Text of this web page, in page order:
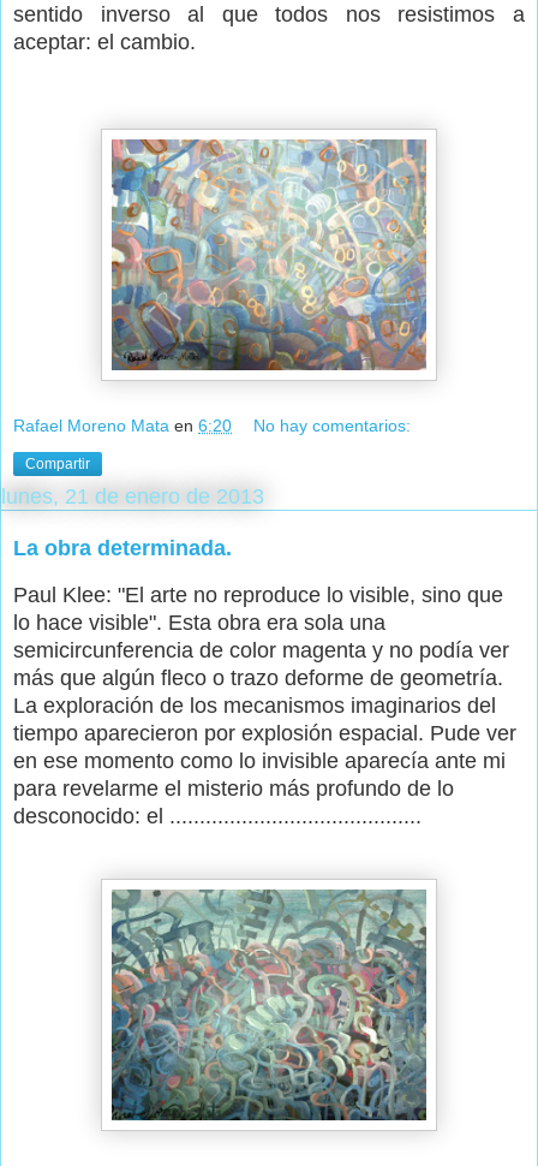
sentido inverso al que todos nos resistimos a
aceptar: el cambio.
Rafael Moreno Mata en 6:20 No hay comentarios:
Compartir
lunes, 21 de enero de 2013
La obra determinada.
Paul Klee: "El arte no reproduce lo visible, sino que
lo hace visible". Esta obra era sola una
semicircunferencia de color magenta y no podía ver
más que algún fleco o trazo deforme de geometría.
La exploración de los mecanismos imaginarios del
tiempo aparecieron por explosión espacial. Pude ver
en ese momento como lo invisible aparecía ante mi
para revelarme el misterio más profundo de lo
desconocido: el ..........................................